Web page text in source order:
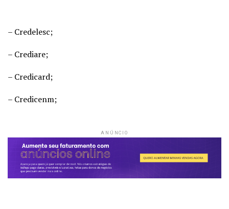
– Credelesc;
– Crediare;
– Credicard;
– Credicenm;
ANÚNCIO